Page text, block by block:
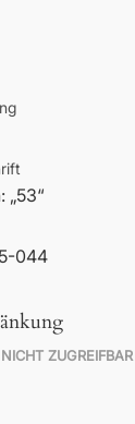
„53“
044
ZUGREIFBAR